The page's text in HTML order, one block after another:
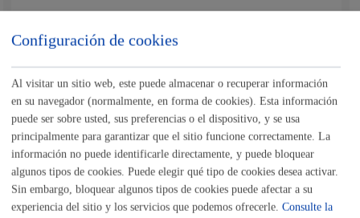
utilización
Memoria y planos visados
Certificados: fín obra, coste real obra, cumplimiento
Programa Calidad, cumplimiento Documento
Seguridad, protección contra incendios, instalación
antena
Impreso solicitud alta IBI
Fotografías en color
Copia borrador escritura Declaración Obra Nueva
Planos de urbanización a escala mínima 1/200
Los documentos que haya exigido Medio Ambiente.
Ver ficha anexo III en el apartado "documentos"
Configuración de cookies
Al visitar un sitio web, este puede almacenar o recuperar información
en su navegador (normalmente, en forma de cookies). Esta información
puede ser sobre usted, sus preferencias o el dispositivo, y se usa
principalmente para garantizar que el sitio funcione correctamente. La
información no puede identificarle directamente, y puede bloquear
algunos tipos de cookies. Puede elegir qué tipo de cookies desea activar.
Sin embargo, bloquear algunos tipos de cookies puede afectar a su
experiencia del sitio y los servicios que podemos ofrecerle. Consulte la